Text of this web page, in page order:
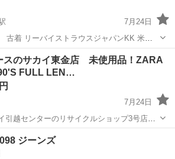
7月24日
素人ですのでご容赦ください。 破れなど
ボタンホールが傷みはじめています。古着で
鎌ヶ谷駅 ジーンズ/デニム
スのサカイ東金店 未使用品！ZARA
FULL LEN…
7月24日
越センターのリサイクルショップ3号店が
ジーンズ/デニム
ジーンズ